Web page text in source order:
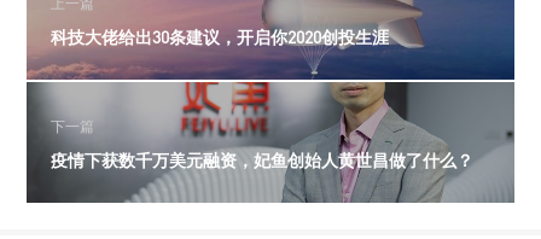
科技大佬给出30条建议，开启你2020创投生涯
下一篇
疫情下获数千万美元融资，妃鱼创始人黄世昌做了什么？